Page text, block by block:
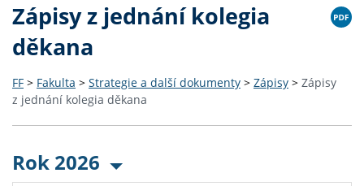
Zápisy z jednání kolegia
děkana
FF > Fakulta > Strategie a další dokumenty > Zápisy > Zápisy
z jednání kolegia děkana
Rok 2026